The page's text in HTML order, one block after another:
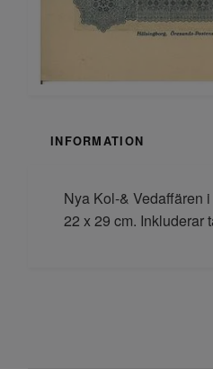
INFORMATION
Nya Kol-& Vedaffären
22 x 29 cm. Inkluderar